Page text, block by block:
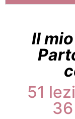
Il
51
36